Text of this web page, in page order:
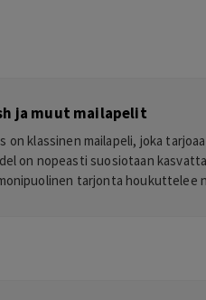
ja muut mailapelit
klassinen mailapeli, joka
on nopeasti suosiotaan
tarjonta